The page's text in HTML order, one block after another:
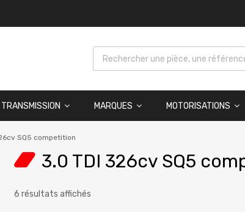
TRANSMISSION MARQUES MOTORISATIONS
SQ5 competition
3.0 TDI 326cv SQ5
6 résultats affichés